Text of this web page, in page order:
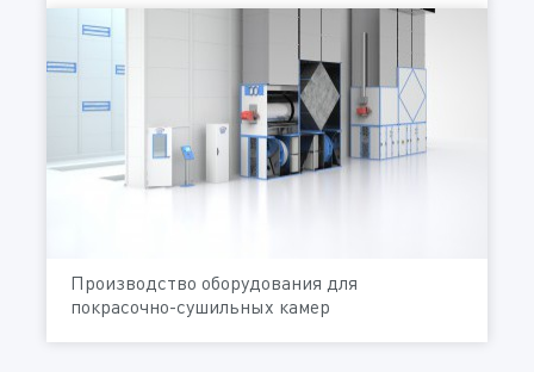
Производство оборудования для
покрасочно-сушильных камер